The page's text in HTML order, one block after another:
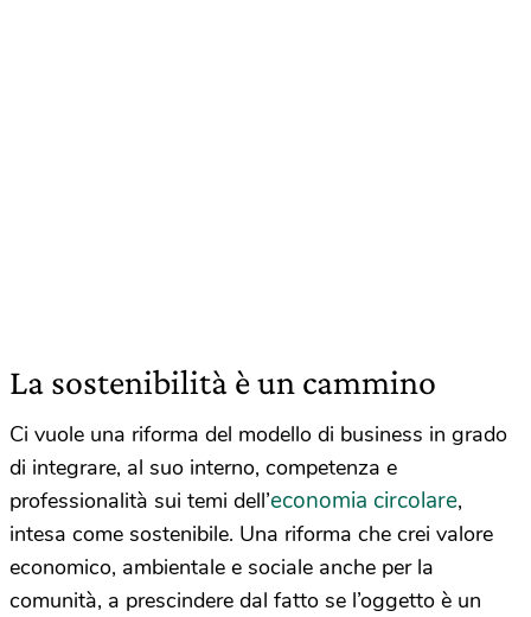
La sostenibilità è un cammino
Ci vuole una riforma del modello di business in grado
di integrare, al suo interno, competenza e
professionalità sui temi dell’economia circolare,
intesa come sostenibile. Una riforma che crei valore
economico, ambientale e sociale anche per la
comunità, a prescindere dal fatto se l’oggetto è un